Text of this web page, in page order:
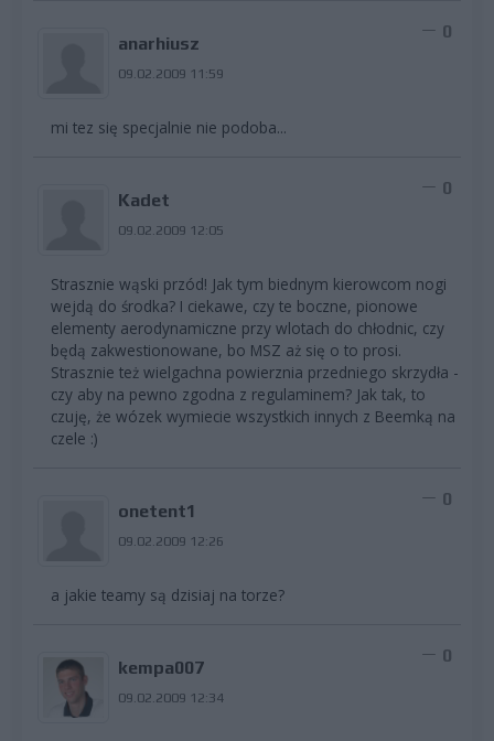
anarhiusz
09.02.2009 11:59
0
mi tez się specjalnie nie podoba...
Kadet
09.02.2009 12:05
0
Strasznie wąski przód! Jak tym biednym kierowcom nogi
wejdą do środka? I ciekawe, czy te boczne, pionowe
elementy aerodynamiczne przy wlotach do chłodnic, czy
będą zakwestionowane, bo MSZ aż się o to prosi.
Strasznie też wielgachna powierznia przedniego skrzydła -
czy aby na pewno zgodna z regulaminem? Jak tak, to
czuję, że wózek wymiecie wszystkich innych z Beemką na
czele :)
onetent1
09.02.2009 12:26
0
a jakie teamy są dzisiaj na torze?
kempa007
09.02.2009 12:34
0